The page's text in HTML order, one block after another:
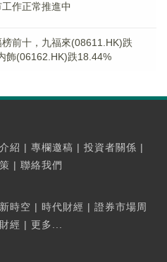
作正常推進中
榜前十，九福來(08611.HK)跌
飾(06162.HK)跌18.44%
紹 | 專欄邀稿 | 投資者關係 |
| 聯絡我們
新時空 | 時代財經 | 證券市場周
經 | 更多...